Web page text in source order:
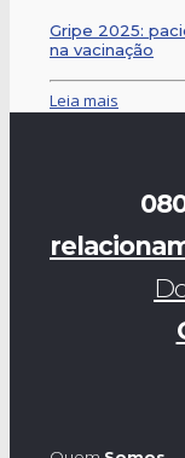
Gripe 2025:
na vacinação
Leia mais